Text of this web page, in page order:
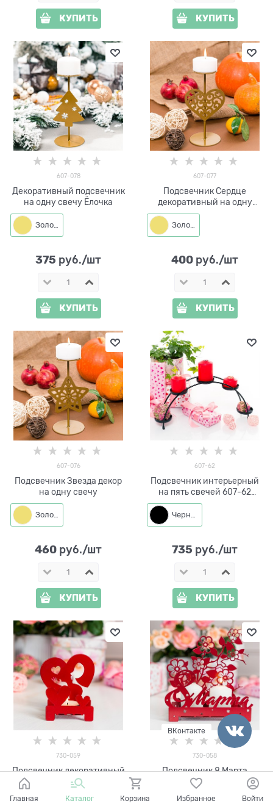
КУПИТЬ КУПИТЬ
607-078
Декоративный подсвечник
на одну свечу Ёлочка
Золото
375 руб./шт
КУПИТЬ
607-077
Подсвечник Сердце
декоративный на одну
свечу
Золото
400 руб./шт
КУПИТЬ
607-076
Подсвечник Звезда декор
на одну свечу
Золото
460 руб./шт
КУПИТЬ
607-62
Подсвечник интерьерный
на пять свечей 607-62
металл
Черный
735 руб./шт
КУПИТЬ
730-059
Подсвечник декоративный
настольный Сердца
730-058
Подсвечник 8 Марта
декоративный настольный
Главная Каталог Корзина Избранное Войти
ВКонтакте